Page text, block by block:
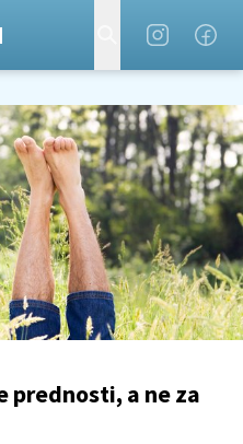
prednosti, a ne za